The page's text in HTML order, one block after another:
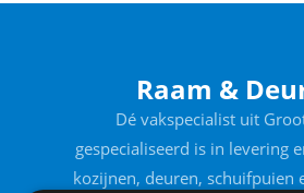
Raam &
Dé vakspecialist uit
gespecialiseerd is in levering
kozijnen, deuren, schuifpuien